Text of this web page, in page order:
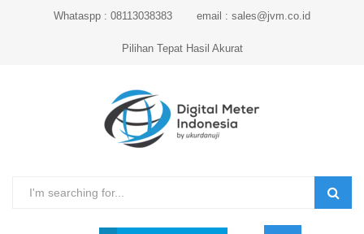
Whataspp : 08113038383 email : sales@jvm.co.id
Pilihan Tepat Hasil Akurat